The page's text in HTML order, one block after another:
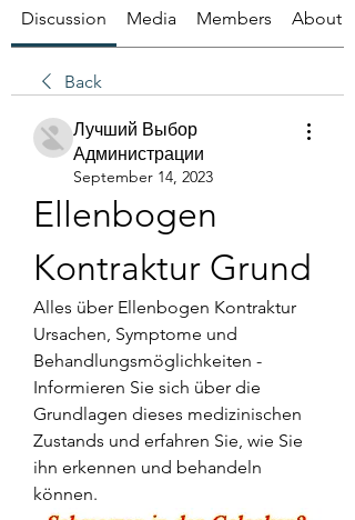
Discussion Media Members About
Back
Лучший Выбор
Администрации
September 14, 2023
Ellenbogen
Kontraktur Grund
Alles über Ellenbogen Kontraktur
Ursachen, Symptome und
Behandlungsmöglichkeiten -
Informieren Sie sich über die
Grundlagen dieses medizinischen
Zustands und erfahren Sie, wie Sie
ihn erkennen und behandeln
können.